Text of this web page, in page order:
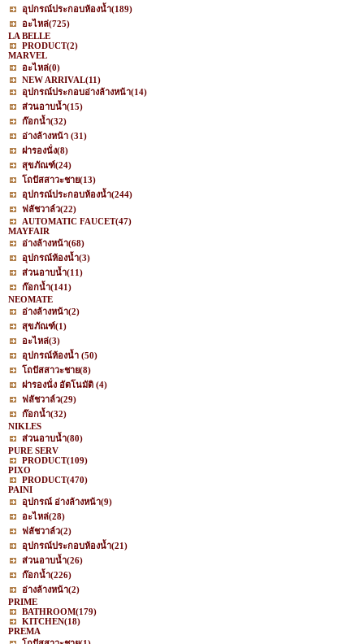
อุปกรณ์ประกอบห้องน้ำ(189)
อะไหล่(725)
LA BELLE
PRODUCT(2)
MARVEL
อะไหล่(0)
NEW ARRIVAL(11)
อุปกรณ์ประกอบอ่างล้างหน้า(14)
ส่วนอาบน้ำ(15)
ก๊อกน้ำ(32)
อ่างล้างหน้า (31)
ฝารองนั่ง(8)
สุขภัณฑ์(24)
โถปัสสาวะชาย(13)
อุปกรณ์ประกอบห้องน้ำ(244)
ฟลัชวาล์ว(22)
AUTOMATIC FAUCET(47)
MAYFAIR
อ่างล้างหน้า(68)
อุปกรณ์ห้องน้ำ(3)
ส่วนอาบน้ำ(11)
ก๊อกน้ำ(141)
NEOMATE
อ่างล้างหน้า(2)
สุขภัณฑ์(1)
อะไหล่(3)
อุปกรณ์ห้องน้ำ (50)
โถปัสสาวะชาย(8)
ฝารองนั่ง อัตโนมัติ (4)
ฟลัชวาล์ว(29)
ก๊อกน้ำ(32)
NIKLES
ส่วนอาบน้ำ(80)
PURE SERV
PRODUCT(109)
PIXO
PRODUCT(470)
PAINI
อุปกรณ์ อ่างล้างหน้า(9)
อะไหล่(28)
ฟลัชวาล์ว(2)
อุปกรณ์ประกอบห้องน้ำ(21)
ส่วนอาบน้ำ(26)
ก๊อกน้ำ(226)
อ่างล้างหน้า(2)
PRIME
BATHROOM(179)
KITCHEN(18)
PREMA